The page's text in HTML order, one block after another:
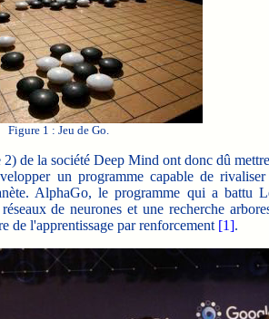
Figure 1 : Jeu de Go.
de la société Deep Mind ont donc dû
un programme capable de
AlphaGo, le programme qui a battu
de neurones et une recherche
de l'apprentissage par renforcement [1].